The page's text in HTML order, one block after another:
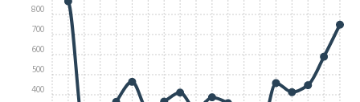
400
500
600
700
800